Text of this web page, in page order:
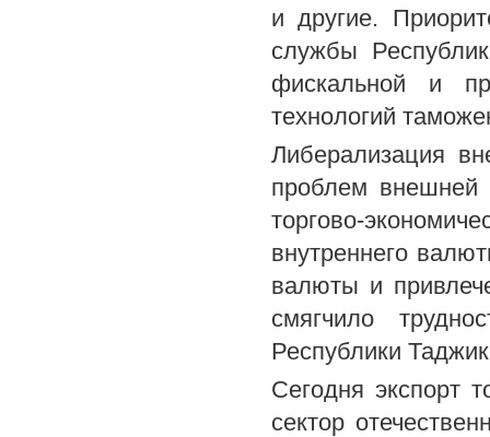
и другие.
службы
фискальной и
технологий
Либерализация
проблем внешней
торгово-
внутреннего
валюты и
смягчило
Республики
Сегодня экспорт
сектор